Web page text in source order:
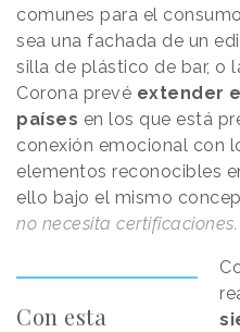
comunes para el
sea una fachada de un
silla de plástico de bar, o
Corona prevé extender
países en los que está
conexión emocional con
elementos reconocibles
ello bajo el mismo
no necesita
Con esta